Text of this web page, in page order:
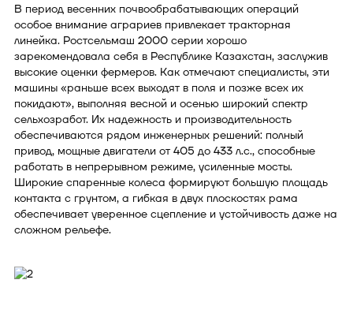
В период весенних почвообрабатывающих операций
особое внимание аграриев привлекает тракторная
линейка. Ростсельмаш 2000 серии хорошо
зарекомендовала себя в Республике Казахстан, заслужив
высокие оценки фермеров. Как отмечают специалисты, эти
машины «раньше всех выходят в поля и позже всех их
покидают», выполняя весной и осенью широкий спектр
сельхозработ. Их надежность и производительность
обеспечиваются рядом инженерных решений: полный
привод, мощные двигатели от 405 до 433 л.с., способные
работать в непрерывном режиме, усиленные мосты.
Широкие спаренные колеса формируют большую площадь
контакта с грунтом, а гибкая в двух плоскостях рама
обеспечивает уверенное сцепление и устойчивость даже на
сложном рельефе.